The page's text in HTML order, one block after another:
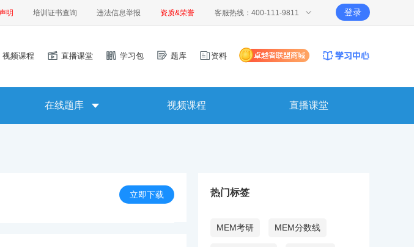
明 培训证书查询 违法信息举报 资质&荣誉 客服热线：400-111-9811 登录
视频课程 直播课堂 学习包 题库 资料
在线题库 视频课程 直播课堂
立即下载 热门标签
MEM考研 MEM分数线